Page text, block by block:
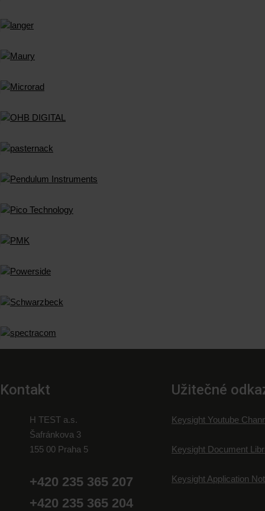
Kontakt
H TEST a.s.
Šafránkova 3
155 00 Praha 5
+420 235 365 207
+420 235 365 204
Užitečné
Keysight Youtube
Keysight Document
Keysight Application